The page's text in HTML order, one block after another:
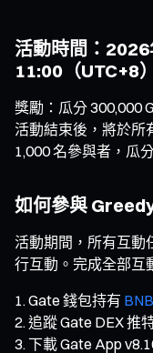
活動時間：
11:00（UTC+8）
獎勵：瓜分 300,000
活動結束後，將於所
1,000 名參與者，瓜
如何參與
活動期間，所有互動
行互動。完成全部互
Gate 錢包持有 BNB
追蹤 Gate DEX 推
下載 Gate App